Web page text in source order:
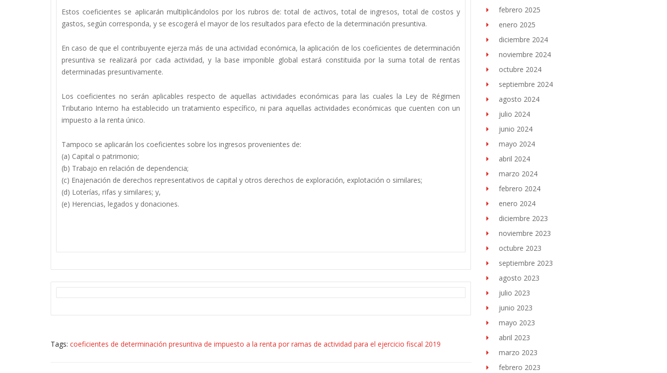
Estos coeficientes se aplicarán multiplicándolos por los rubros de: total de activos, total de ingresos, total de costos y
gastos, según corresponda, y se escogerá el mayor de los resultados para efecto de la determinación presuntiva.
En caso de que el contribuyente ejerza más de una actividad económica, la aplicación de los coeficientes de determinación
presuntiva se realizará por cada actividad, y la base imponible global estará constituida por la suma total de rentas
determinadas presuntivamente.
Los coeficientes no serán aplicables respecto de aquellas actividades económicas para las cuales la Ley de Régimen
Tributario Interno ha establecido un tratamiento específico, ni para aquellas actividades económicas que cuenten con un
impuesto a la renta único.
Tampoco se aplicarán los coeficientes sobre los ingresos provenientes de:
(a) Capital o patrimonio;
(b) Trabajo en relación de dependencia;
(c) Enajenación de derechos representativos de capital y otros derechos de exploración, explotación o similares;
(d) Loterías, rifas y similares; y,
(e) Herencias, legados y donaciones.
Tags: coeficientes de determinación presuntiva de impuesto a la renta por ramas de actividad para el ejercicio fiscal 2019
febrero 2025
enero 2025
diciembre 2024
noviembre 2024
octubre 2024
septiembre 2024
agosto 2024
julio 2024
junio 2024
mayo 2024
abril 2024
marzo 2024
febrero 2024
enero 2024
diciembre 2023
noviembre 2023
octubre 2023
septiembre 2023
agosto 2023
julio 2023
junio 2023
mayo 2023
abril 2023
marzo 2023
febrero 2023